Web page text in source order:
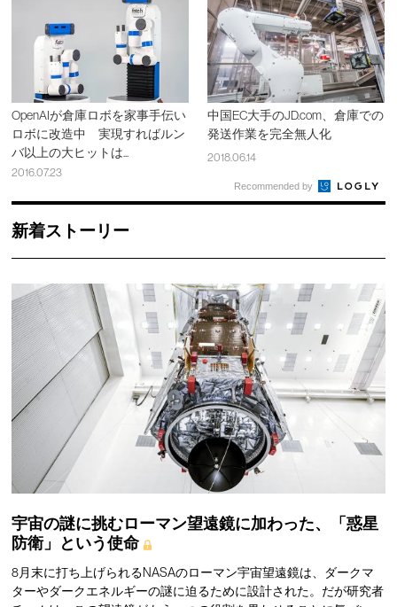
OpenAIが倉庫ロボを家事手伝い
ロボに改造中 実現すればルン
バ以上の大ヒットは...
2016.07.23
中国EC大手のJD.com、倉庫での
発送作業を完全無人化
2018.06.14
Recommended by
新着ストーリー
宇宙の謎に挑むローマン望遠鏡に加わった、「惑星
防衛」という使命
8月末に打ち上げられるNASAのローマン宇宙望遠鏡は、ダークマ
ターやダークエネルギーの謎に迫るために設計された。だが研究者